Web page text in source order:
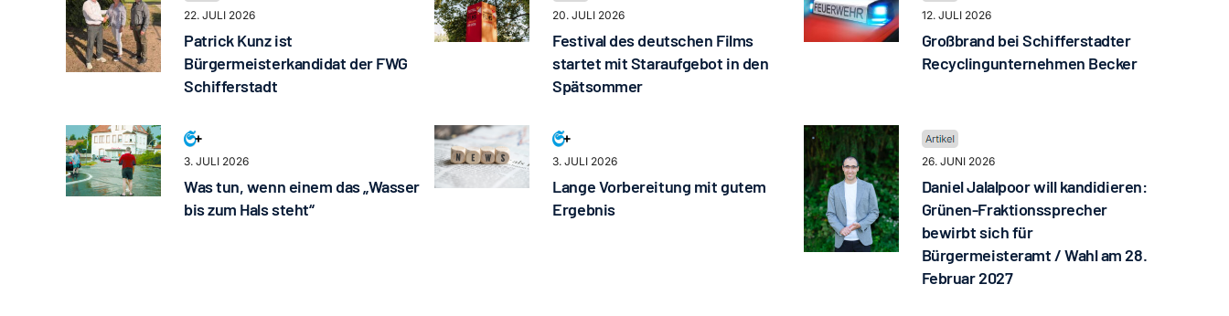
22. JULI 2026
Patrick Kunz ist
Bürgermeisterkandidat der FWG
Schifferstadt
20. JULI 2026
Festival des deutschen Films
startet mit Staraufgebot in den
Spätsommer
12. JULI 2026
Großbrand bei Schifferstadter
Recyclingunternehmen Becker
3. JULI 2026
Was tun, wenn einem das „Wasser
bis zum Hals steht“
3. JULI 2026
Lange Vorbereitung mit gutem
Ergebnis
26. JUNI 2026
Daniel Jalalpoor will kandidieren:
Grünen-Fraktionssprecher
bewirbt sich für
Bürgermeisteramt / Wahl am 28.
Februar 2027